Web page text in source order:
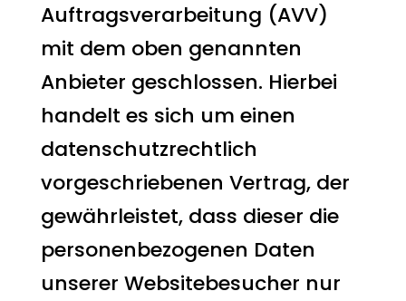
Auftragsverarbeitung (AVV)
mit dem oben genannten
Anbieter geschlossen. Hierbei
handelt es sich um einen
datenschutzrechtlich
vorgeschriebenen Vertrag, der
gewährleistet, dass dieser die
personenbezogenen Daten
unserer Websitebesucher nur